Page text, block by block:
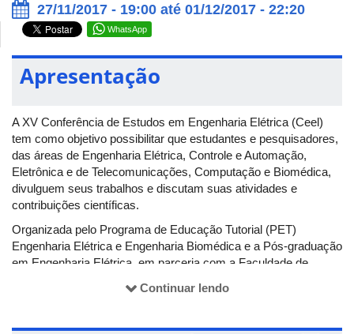
27/11/2017 - 19:00 até 01/12/2017 - 22:20
WhatsApp
Apresentação
A XV Conferência de Estudos em Engenharia Elétrica (Ceel)
tem como objetivo possibilitar que estudantes e pesquisadores,
das áreas de Engenharia Elétrica, Controle e Automação,
Eletrônica e de Telecomunicações, Computação e Biomédica,
divulguem seus trabalhos e discutam suas atividades e
contribuições científicas.
Organizada pelo Programa de Educação Tutorial (PET)
Engenharia Elétrica e Engenharia Biomédica e a Pós-graduação
em Engenharia Elétrica, em parceria com a Faculdade de
(Feelt/UFU), o evento acontecerá de 27 de novembro a primeiro
Continuar lendo